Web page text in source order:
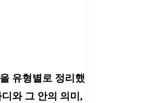
유형별로 정리했
와 그 안의 의미,